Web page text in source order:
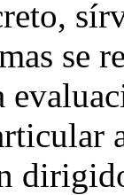
se